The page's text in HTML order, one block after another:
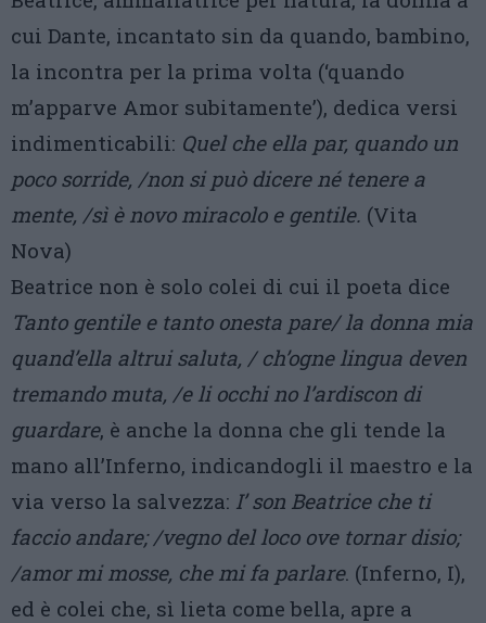
cui Dante, incantato sin da quando, bambino,
la incontra per la prima volta (‘quando
m’apparve Amor subitamente’), dedica versi
indimenticabili: Quel che ella par, quando un
poco sorride, /non si può dicere né tenere a
mente, /sì è novo miracolo e gentile. (Vita
Nova)
Beatrice non è solo colei di cui il poeta dice
Tanto gentile e tanto onesta pare/ la donna mia
quand’ella altrui saluta, / ch’ogne lingua deven
tremando muta, /e li occhi no l’ardiscon di
guardare, è anche la donna che gli tende la
mano all’Inferno, indicandogli il maestro e la
via verso la salvezza: I’ son Beatrice che ti
faccio andare; /vegno del loco ove tornar disio;
/amor mi mosse, che mi fa parlare. (Inferno, I),
ed è colei che, sì lieta come bella, apre a